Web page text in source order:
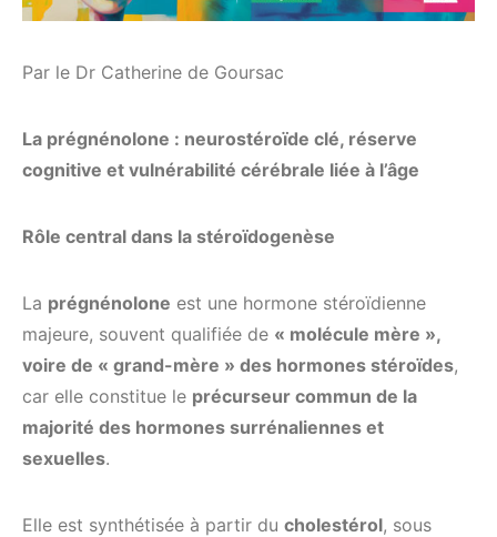
Par le Dr Catherine de Goursac
La prégnénolone : neurostéroïde clé, réserve
cognitive et vulnérabilité cérébrale liée à l’âge
Rôle central dans la stéroïdogenèse
La prégnénolone est une hormone stéroïdienne
majeure, souvent qualifiée de « molécule mère »,
voire de « grand-mère » des hormones stéroïdes,
car elle constitue le précurseur commun de la
majorité des hormones surrénaliennes et
sexuelles.
Elle est synthétisée à partir du cholestérol, sous